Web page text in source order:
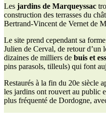
Les jardins de Marqueyssac
construction des terrasses du
Bertrand-Vincent de Vernet de
Le site prend cependant sa
Julien de Cerval, de retour d’un
dizaines de milliers de buis et
pins parasols, tilleuls) qui font
Restaurés à la fin du 20e siècle
les jardins ont rouvert au public
plus fréquenté de Dordogne,